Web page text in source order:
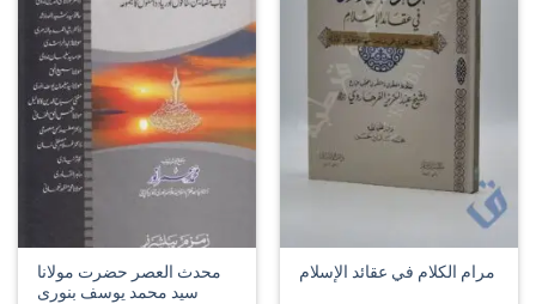
محدث العصر حضرت مولانا
سید محمد یوسف بنوری
مرام الكلام في عقائد الإسلام